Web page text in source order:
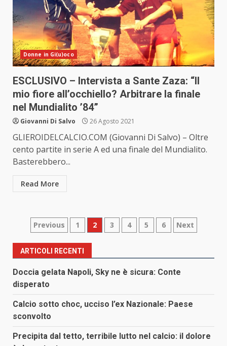
Donne in Gi(u)oco
ESCLUSIVO – Intervista a Sante Zaza: “Il
mio fiore all’occhiello? Arbitrare la finale
nel Mundialito ’84”
Giovanni Di Salvo 26 Agosto 2021
GLIEROIDELCALCIO.COM (Giovanni Di Salvo) – Oltre
cento partite in serie A ed una finale del Mundialito.
Basterebbero...
Read More
Paginazione
degli
articoli
Previous 1 2 3 4 5 6 Next
ARTICOLI RECENTI
Doccia gelata Napoli, Sky ne è sicura: Conte
disperato
Calcio sotto choc, ucciso l’ex Nazionale: Paese
sconvolto
Precipita dal tetto, terribile lutto nel calcio: il dolore